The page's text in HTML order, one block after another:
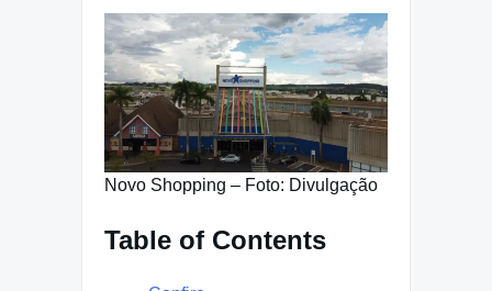
Novo Shopping – Foto: Divulgação
Table of Contents